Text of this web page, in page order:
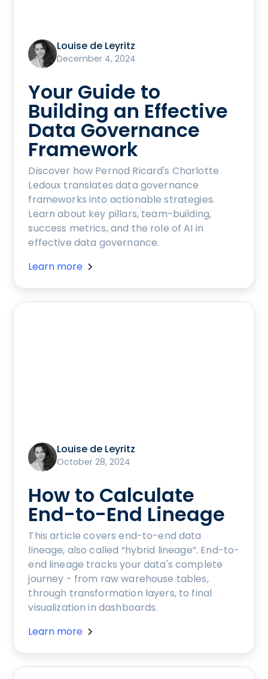
Louise de Leyritz
December 4, 2024
Your Guide to
Building an Effective
Data Governance
Framework
Discover how Pernod Ricard's Charlotte
Ledoux translates data governance
frameworks into actionable strategies.
Learn about key pillars, team-building,
success metrics, and the role of AI in
effective data governance.
Learn more
Louise de Leyritz
October 28, 2024
How to Calculate
End-to-End Lineage
This article covers end-to-end data
lineage, also called “hybrid lineage”. End-to-
end lineage tracks your data's complete
journey - from raw warehouse tables,
through transformation layers, to final
visualization in dashboards.
Learn more